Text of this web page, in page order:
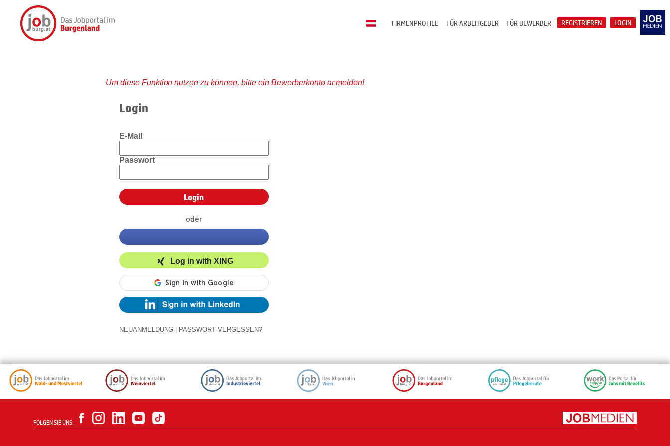
LOGIN
REGISTRIEREN
FÜR BEWERBER
FÜR ARBEITGEBER
FIRMENPROFILE
Um diese Funktion nutzen zu können, bitte ein Bewerberkonto anmelden!
Login
E-Mail
Passwort
oder
Log in with XING
NEUANMELDUNG PASSWORT VERGESSEN?
FOLGEN SIE UNS: